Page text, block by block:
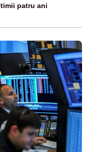
patru ani